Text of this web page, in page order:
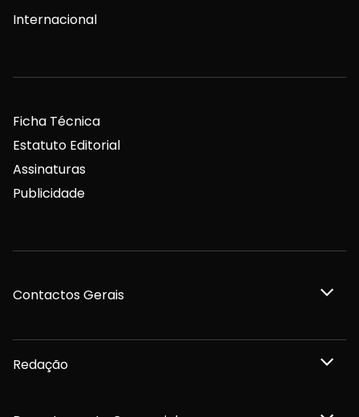
Internacional
Ficha Técnica
Estatuto Editorial
Assinaturas
Publicidade
Contactos Gerais
Redação